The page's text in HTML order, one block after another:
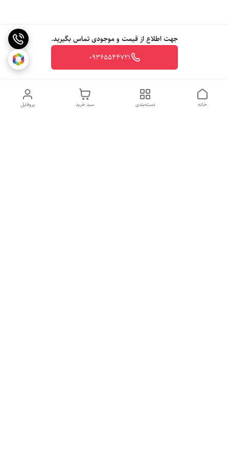
جهت اطلاع از قیمت و موجودی تماس بگیرید.
09365544721
پروفایل سبد خرید دسته‌بندی خانه